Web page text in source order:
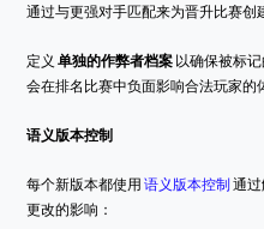
通过与更强对手匹配来为晋升比赛创
定义 单独的作弊者档案 以确保被标
会在排名比赛中负面影响合法玩家的
语义版本控制
每个新版本都使用 语义版本控制 通
更改的影响：